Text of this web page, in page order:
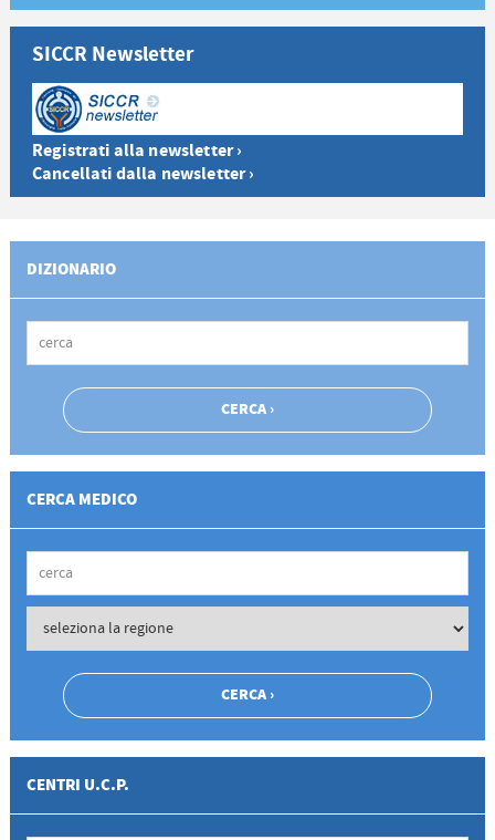
SICCR Newsletter
Registrati alla newsletter ›
Cancellati dalla newsletter ›
DIZIONARIO
CERCA MEDICO
CENTRI U.C.P.